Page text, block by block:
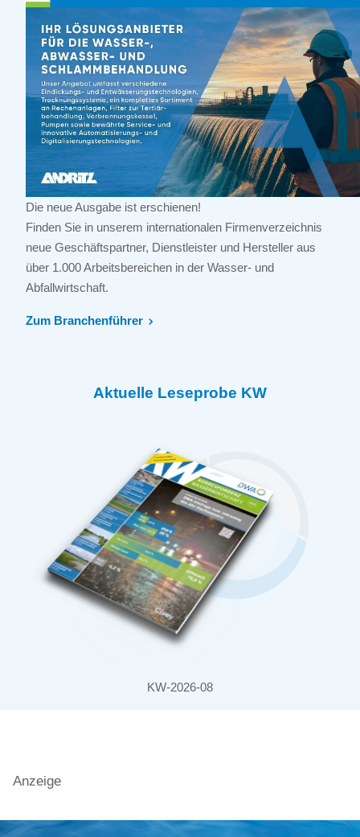
Die neue Ausgabe ist erschienen!
Finden Sie in unserem internationalen Firmenverzeichnis
neue Geschäftspartner, Dienstleister und Hersteller aus
über 1.000 Arbeitsbereichen in der Wasser- und
Abfallwirtschaft.
Zum Branchenführer
Aktuelle Leseprobe KW
KW-2026-08
Anzeige